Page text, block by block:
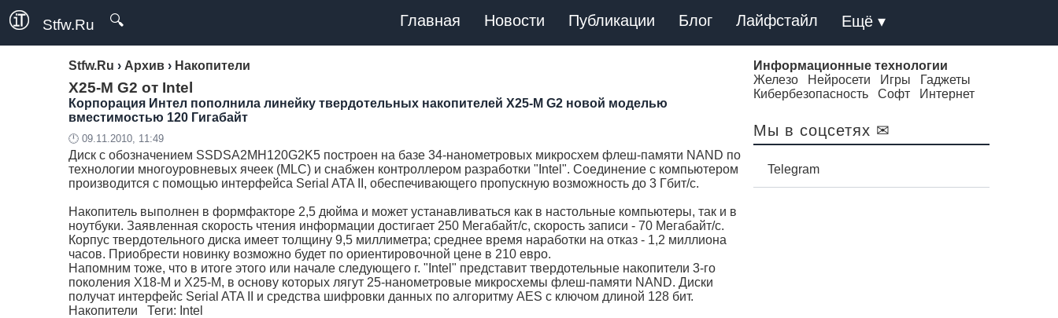
Stfw.Ru 🔍 Главная Новости Публикации Блог Лайфстайл Ещё ▾
Stfw.Ru › Архив › Накопители
X25-M G2 от Intel
Корпорация Интел пополнила линейку твердотельных накопителей X25-M G2 новой моделью
вместимостью 120 Гигабайт
🕛 09.11.2010, 11:49
Диск с обозначением SSDSA2MH120G2K5 построен на базе 34-нанометровых микросхем флеш-памяти NAND по
технологии многоуровневых ячеек (MLC) и снабжен контроллером разработки "Intel". Соединение с компьютером
производится с помощью интерфейса Serial ATA II, обеспечивающего пропускную возможность до 3 Гбит/с.
Накопитель выполнен в формфакторе 2,5 дюйма и может устанавливаться как в настольные компьютеры, так и в
ноутбуки. Заявленная скорость чтения информации достигает 250 Мегабайт/с, скорость записи - 70 Мегабайт/с.
Корпус твердотельного диска имеет толщину 9,5 миллиметра; среднее время наработки на отказ - 1,2 миллиона
часов. Приобрести новинку возможно будет по ориентировочной цене в 210 евро.
Напомним тоже, что в итоге этого или начале следующего г. "Intel" представит твердотельные накопители 3-го
поколения X18-M и X25-M, в основу которых лягут 25-нанометровые микросхемы флеш-памяти NAND. Диски
получат интерфейс Serial ATA II и средства шифровки данных по алгоритму AES с ключом длиной 128 бит.
Накопители Теги: Intel
Информационные технологии
Железо
Нейросети Игры
Гаджеты
Кибербезопасность
Софт Интернет
Мы в соцсетях ✉
Telegram